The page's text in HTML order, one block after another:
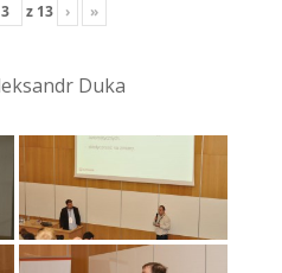
z 13 › »
Duka